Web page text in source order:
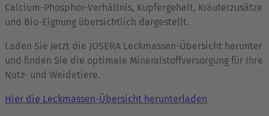
Calcium-Phosphor-Verhältnis, Kupfergehalt, Kräuterzusätze
und Bio-Eignung übersichtlich dargestellt.
Laden Sie jetzt die JOSERA Leckmassen-Übersicht herunter
und finden Sie die optimale Mineralstoffversorgung für Ihre
Nutz- und Weidetiere.
Hier die Leckmassen-Übersicht herunterladen